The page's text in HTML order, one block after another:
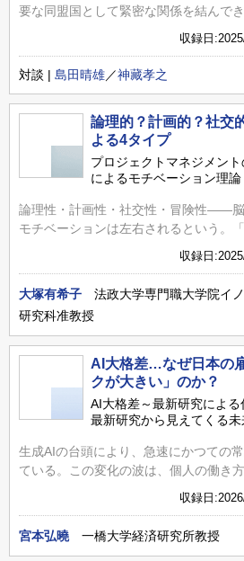
要な同盟国として緊密な関係を結んで
収録日
対談 | 島田晴雄／神藏孝之
論理的？計画的？社交
よる4タイプ
プロジェクトマネジメン
によるモチベーション理論
論理性・計画性・社交性・冒険性――
モチベーションは左右されるという。
収録日
大塚有希子
法政大学専門職大学院イ
研究科准教授
AI大格差…なぜ日本の
クが大きい」のか？
AI大格差～最新研究による
最新研究から見えてくる未
生成AIの台頭により、急速にかつての
ている。この変化の波は、個人の働き
収録日
宮本弘曉 一橋大学経済研究所教授